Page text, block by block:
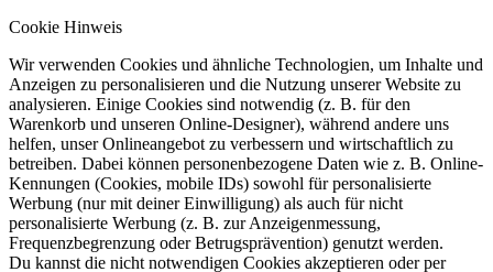
Cookie Hinweis
Wir verwenden Cookies und ähnliche Technologien, um Inhalte und
Anzeigen zu personalisieren und die Nutzung unserer Website zu
analysieren. Einige Cookies sind notwendig (z. B. für den
Warenkorb und unseren Online-Designer), während andere uns
helfen, unser Onlineangebot zu verbessern und wirtschaftlich zu
betreiben. Dabei können personenbezogene Daten wie z. B. Online-
Kennungen (Cookies, mobile IDs) sowohl für personalisierte
Werbung (nur mit deiner Einwilligung) als auch für nicht
personalisierte Werbung (z. B. zur Anzeigenmessung,
Frequenzbegrenzung oder Betrugsprävention) genutzt werden.
Du kannst die nicht notwendigen Cookies akzeptieren oder per